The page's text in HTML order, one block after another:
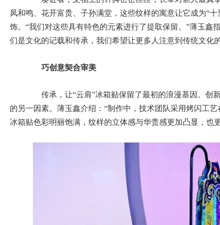
凤和鸣、花开富贵、子孙满堂，这些纹样的寓意让它成为“
饰。“我们对这些具有特色的元素进行了提取保留。”薄玉鑫
们是文化的记载和传承，我们希望让更多人注意到传统文化
巧创意契合审美
传承，让“云肩”冰箱贴保留了最初的浪漫基因。创
的另一因素。薄玉鑫介绍：“制作中，技术团队采用烤闪工
冰箱贴色彩明丽饱满，纹样的立体感与华贵感更加凸显，也